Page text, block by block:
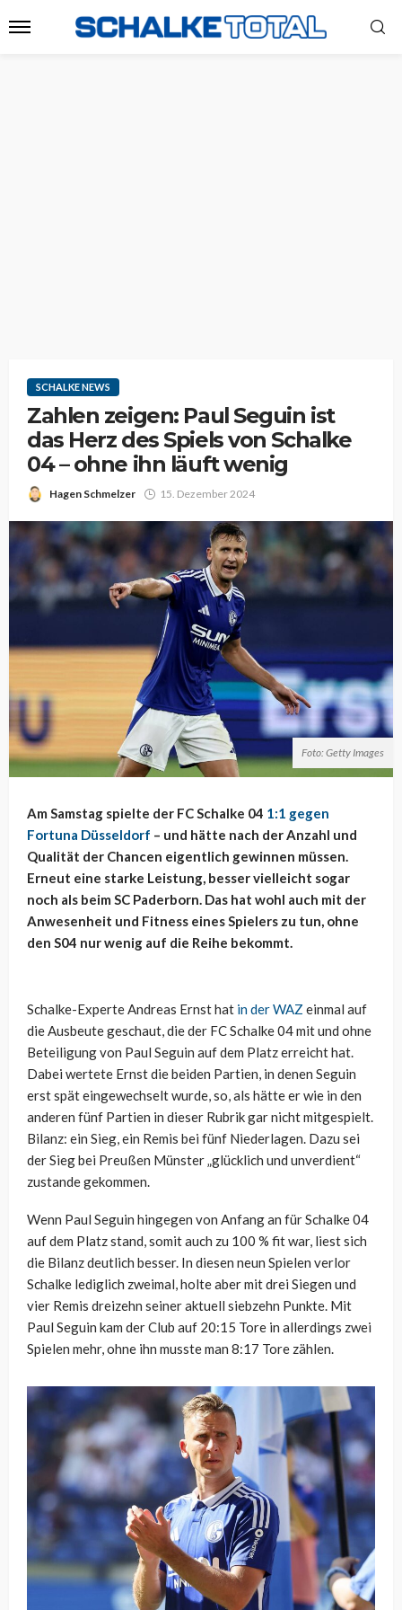
SCHALKE NEWS
Zahlen zeigen: Paul Seguin ist
das Herz des Spiels von Schalke
04 – ohne ihn läuft wenig
Hagen Schmelzer 15. Dezember 2024
Foto: Getty Images
Am Samstag spielte der FC Schalke 04 1:1 gegen
Fortuna Düsseldorf – und hätte nach der Anzahl und
Qualität der Chancen eigentlich gewinnen müssen.
Erneut eine starke Leistung, besser vielleicht sogar
noch als beim SC Paderborn. Das hat wohl auch mit der
Anwesenheit und Fitness eines Spielers zu tun, ohne
den S04 nur wenig auf die Reihe bekommt.
Schalke-Experte Andreas Ernst hat in der WAZ einmal auf
die Ausbeute geschaut, die der FC Schalke 04 mit und ohne
Beteiligung von Paul Seguin auf dem Platz erreicht hat.
Dabei wertete Ernst die beiden Partien, in denen Seguin
erst spät eingewechselt wurde, so, als hätte er wie in den
anderen fünf Partien in dieser Rubrik gar nicht mitgespielt.
Bilanz: ein Sieg, ein Remis bei fünf Niederlagen. Dazu sei
der Sieg bei Preußen Münster „glücklich und unverdient“
zustande gekommen.
Wenn Paul Seguin hingegen von Anfang an für Schalke 04
auf dem Platz stand, somit auch zu 100 % fit war, liest sich
die Bilanz deutlich besser. In diesen neun Spielen verlor
Schalke lediglich zweimal, holte aber mit drei Siegen und
vier Remis dreizehn seiner aktuell siebzehn Punkte. Mit
Paul Seguin kam der Club auf 20:15 Tore in allerdings zwei
Spielen mehr, ohne ihn musste man 8:17 Tore zählen.